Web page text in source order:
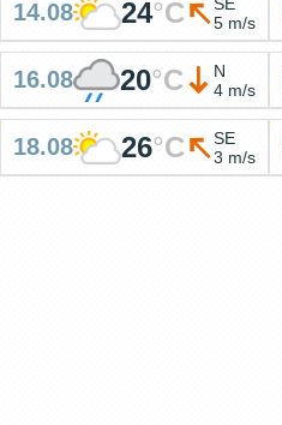
14.08 24°C
5 m/s
16.08 20°C
N
4 m/s
18.08 26°C
SE
3 m/s